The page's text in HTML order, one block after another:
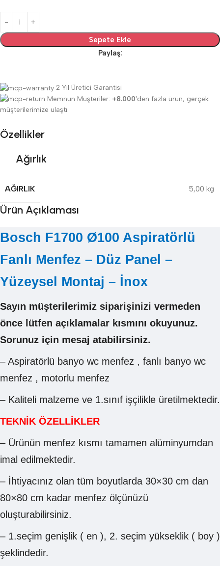
Sepete Ekle
Paylaş:
2 Yıl Üretici Garantisi
Memnun Müşteriler: +8.000'den fazla ürün, gerçek
müşterilerimize ulaştı.
Özellikler
Ağırlık
AĞIRLIK 5,00 kg
Ürün Açıklaması
Bosch F1700 Ø100 Aspiratörlü
Fanlı Menfez – Düz Panel –
Yüzeysel Montaj – İnox
Sayın müşterilerimiz siparişinizi vermeden
önce lütfen açıklamalar kısmını okuyunuz.
Sorunuz için mesaj atabilirsiniz.
– Aspiratörlü banyo wc menfez , fanlı banyo wc
menfez , motorlu menfez
– Kaliteli malzeme ve 1.sınıf işçilikle üretilmektedir.
TEKNİK ÖZELLİKLER
– Ürünün menfez kısmı tamamen alüminyumdan
imal edilmektedir.
– İhtiyacınız olan tüm boyutlarda 30×30 cm dan
80×80 cm kadar menfez ölçünüzü
oluşturabilirsiniz.
– 1.seçim genişlik ( en ), 2. seçim yükseklik ( boy )
şeklindedir.